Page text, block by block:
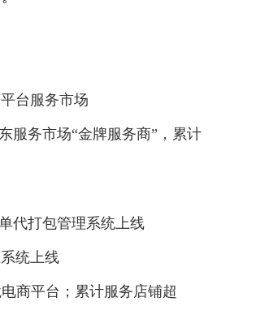
台服务市场
服务市场“金牌服务商”，累计
代打包管理系统上线
统上线
商平台；累计服务店铺超